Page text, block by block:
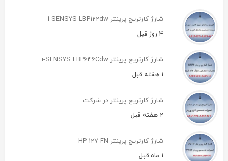
شارژ کارتریج پرینتر i-SENSYS LBP122dw
4 روز قبل
شارژ کارتریج پرینتر i-SENSYS LBP646Cdw
1 هفته قبل
شارژ کارتریج پرینتر در شرکت
2 هفته قبل
شارژ کارتریج پرینتر HP 127 FN
1 ماه قبل